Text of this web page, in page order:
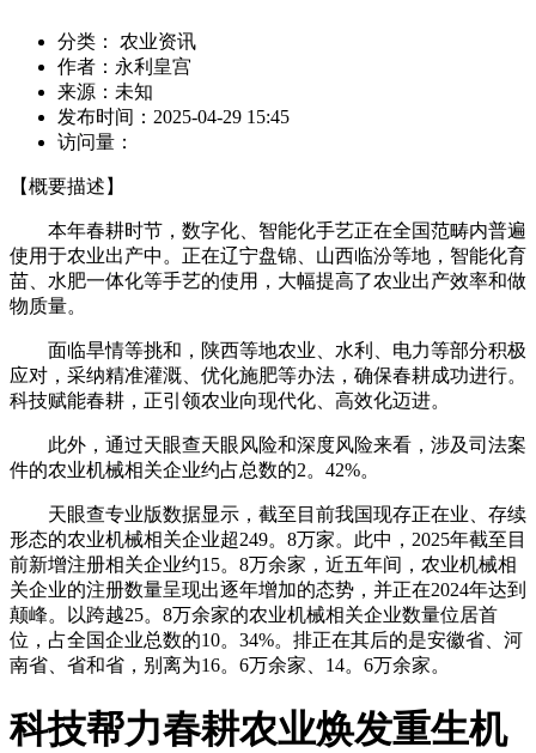
分类：
农业资讯
作者： 永利皇宫
来源： 未知
发布时间： 2025-04-29 15:45
访问量：
【概要描述】
本年春耕时节，数字化、智能化手艺正在全国范畴内普遍
使用于农业出产中。正在辽宁盘锦、山西临汾等地，智能化育
苗、水肥一体化等手艺的使用，大幅提高了农业出产效率和做
物质量。
面临旱情等挑和，陕西等地农业、水利、电力等部分积极
应对，采纳精准灌溉、优化施肥等办法，确保春耕成功进行。
科技赋能春耕，正引领农业向现代化、高效化迈进。
此外，通过天眼查天眼风险和深度风险来看，涉及司法案
件的农业机械相关企业约占总数的2。42%。
天眼查专业版数据显示，截至目前我国现存正在业、存续
形态的农业机械相关企业超249。8万家。此中，2025年截至目
前新增注册相关企业约15。8万余家，近五年间，农业机械相
关企业的注册数量呈现出逐年增加的态势，并正在2024年达到
颠峰。以跨越25。8万余家的农业机械相关企业数量位居首
位，占全国企业总数的10。34%。排正在其后的是安徽省、河
南省、省和省，别离为16。6万余家、14。6万余家。
科技帮力春耕农业焕发重生机